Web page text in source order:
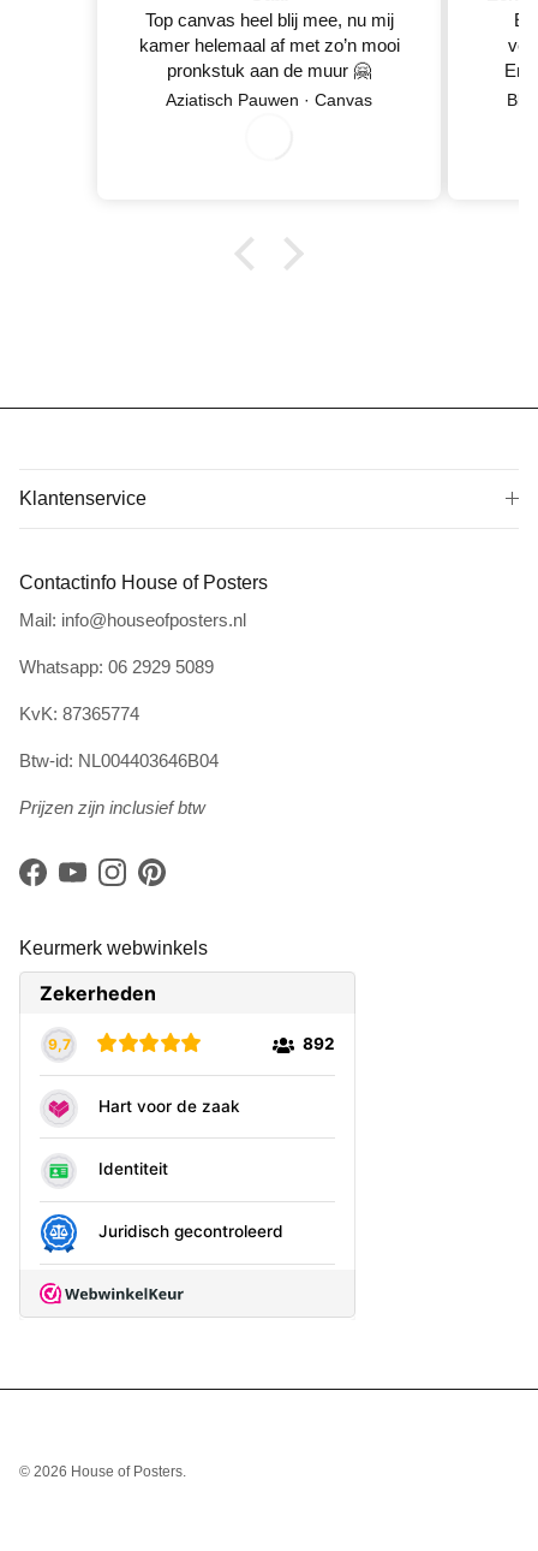
Top canvas heel blij mee, nu mij
kamer helemaal af met zo’n mooi
pronkstuk aan de muur 🤗
Aziatisch Pauwen · Canvas
En
Klantenservice
Contactinfo House of Posters
Mail: info@houseofposters.nl
Whatsapp: 06 2929 5089
KvK: 87365774
Btw-id: NL004403646B04
Prijzen zijn inclusief btw
Facebook
YouTubeInstagramPinterest
Keurmerk webwinkels
© 2026 House of Posters.